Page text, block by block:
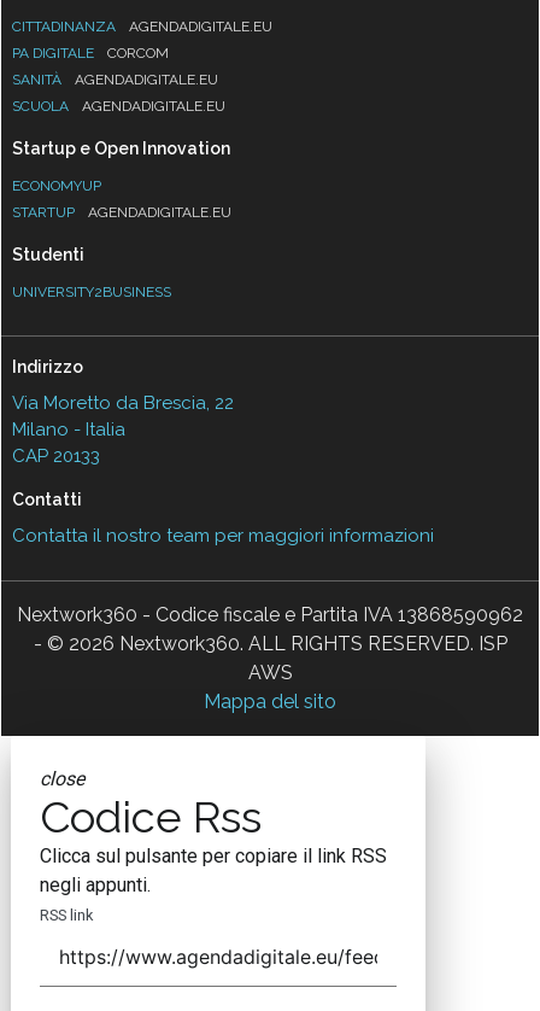
CITTADINANZA
AGENDADIGITALE.EU
PA DIGITALE
CORCOM
SANITÀ
AGENDADIGITALE.EU
SCUOLA
AGENDADIGITALE.EU
Startup e Open Innovation
ECONOMYUP
STARTUP
AGENDADIGITALE.EU
Studenti
UNIVERSITY2BUSINESS
Indirizzo
Via Moretto da Brescia, 22
Milano - Italia
CAP 20133
Contatti
Contatta il nostro team per maggiori informazioni
Nextwork360 - Codice fiscale e Partita IVA 13868590962
- © 2026 Nextwork360. ALL RIGHTS RESERVED. ISP
AWS
Mappa del sito
close
Codice Rss
Clicca sul pulsante per copiare il link RSS
negli appunti.
RSS link